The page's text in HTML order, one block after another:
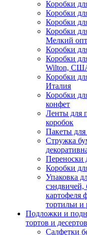
Коробки
Коробки
Коробки
Коробки
Мелкий опт
Коробки
Коробки
Wilton,
Коробки
Италия
Коробки
конфет
Ленты для
коробок
Пакеты для
Стружка
Переноски
Коробки
Упаковка
сэндвичей,
картофеля
тортильи и
Подложки и
тортов и десертов
Салфетки